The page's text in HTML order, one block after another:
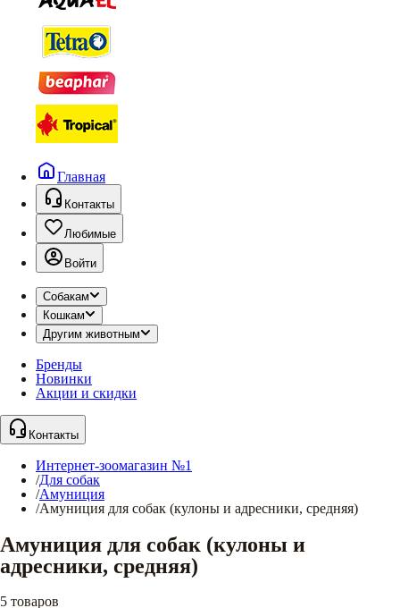
Главная
Контакты
Любимые
Войти
Собакам
Кошкам
Другим животным
Бренды
Новинки
Акции и скидки
Контакты
Интернет-зоомагазин №1
/Для собак
/Амуниция
/Амуниция для собак (кулоны и адресники, средняя)
Амуниция для собак (кулоны и
адресники, средняя)
5 товаров